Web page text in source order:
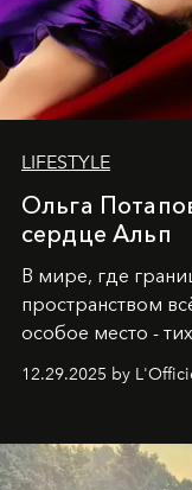
LIFESTYLE
Ольга
сердце Альп
В мире, где
пространством
особое место -
глубинами
Ольга Потапова -
истины
12.29.2025 by